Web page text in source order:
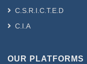
C.S.R.I.C.T.E.D
C.I.A
OUR PLATFORMS